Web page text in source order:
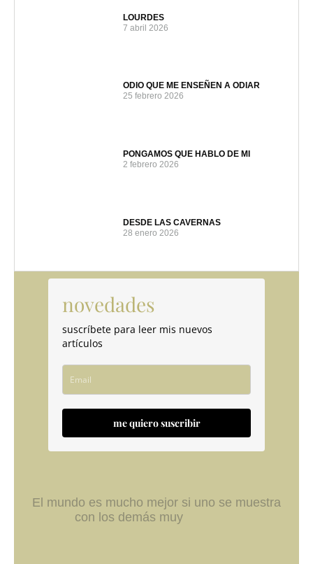
LOURDES
7 abril 2026
ODIO QUE ME ENSEÑEN A ODIAR
25 febrero 2026
PONGAMOS QUE HABLO DE MI
2 febrero 2026
DESDE LAS CAVERNAS
28 enero 2026
novedades
suscríbete para leer mis nuevos
artículos
me quiero suscribir
El mundo es mucho mejor si uno se muestra
con los demás muy